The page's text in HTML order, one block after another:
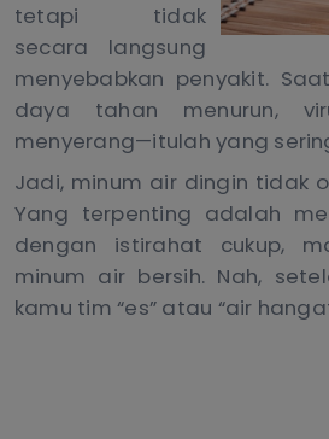
tetapi tidak
secara langsung
menyebabkan penyakit.
daya tahan menurun,
menyerang—itulah yang
Jadi, minum air dingin tidak
Yang terpenting adalah
dengan istirahat cukup,
minum air bersih. Nah,
kamu tim “es” atau “air